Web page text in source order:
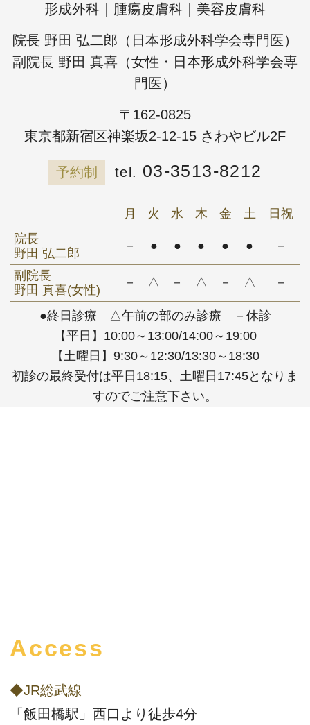
形成外科｜腫瘍皮膚科｜美容皮膚科
院長 野田 弘二郎（日本形成外科学会専門医）
副院長 野田 真喜（女性・日本形成外科学会専
門医）
〒162-0825
東京都新宿区神楽坂2-12-15 さわやビル2F
予約制 03-3513-8212
●終日診療 △午前の部のみ診療 －休診
【平日】10:00～13:00/14:00～19:00
【土曜日】9:30～12:30/13:30～18:30
初診の最終受付は平日18:15、土曜日17:45となりま
すのでご注意下さい。
月 火 水 木 金 土
日祝
院長
野田 弘二郎
－ ● ● ● ● ● －
副院長
野田 真喜(女性)
－ △ － △ － △ －
Access
◆JR総武線
「飯田橋駅」西口より徒歩4分